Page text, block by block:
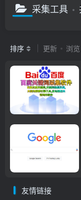
采集工具
排序 更新 浏览
友情链接